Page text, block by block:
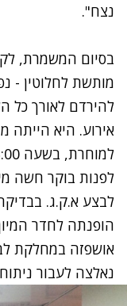
נצח".
בסיום המשמרת,
מותשת לחלוטין -
להירדם לאורך כל
אירוע. היא הייתה
לפנות בוקר חשה
לבצע א.ק.ג.
הופנתה לחדר
אושפזה במחלקת
נאלצה לעבור